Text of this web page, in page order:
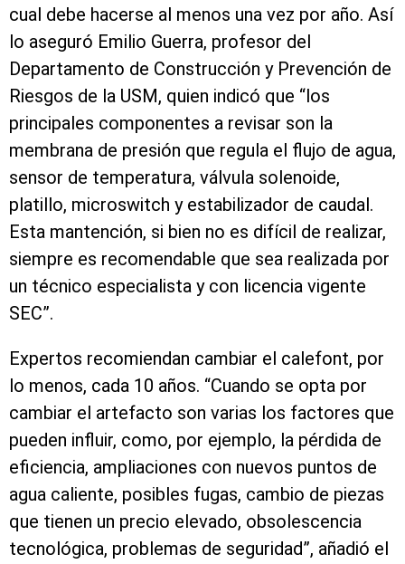
cual debe hacerse al menos una vez por año. Así
lo aseguró Emilio Guerra, profesor del
Departamento de Construcción y Prevención de
Riesgos de la USM, quien indicó que “los
principales componentes a revisar son la
membrana de presión que regula el flujo de agua,
sensor de temperatura, válvula solenoide,
platillo, microswitch y estabilizador de caudal.
Esta mantención, si bien no es difícil de realizar,
siempre es recomendable que sea realizada por
un técnico especialista y con licencia vigente
SEC”.
Expertos recomiendan cambiar el calefont, por
lo menos, cada 10 años. “Cuando se opta por
cambiar el artefacto son varias los factores que
pueden influir, como, por ejemplo, la pérdida de
eficiencia, ampliaciones con nuevos puntos de
agua caliente, posibles fugas, cambio de piezas
que tienen un precio elevado, obsolescencia
tecnológica, problemas de seguridad”, añadió el